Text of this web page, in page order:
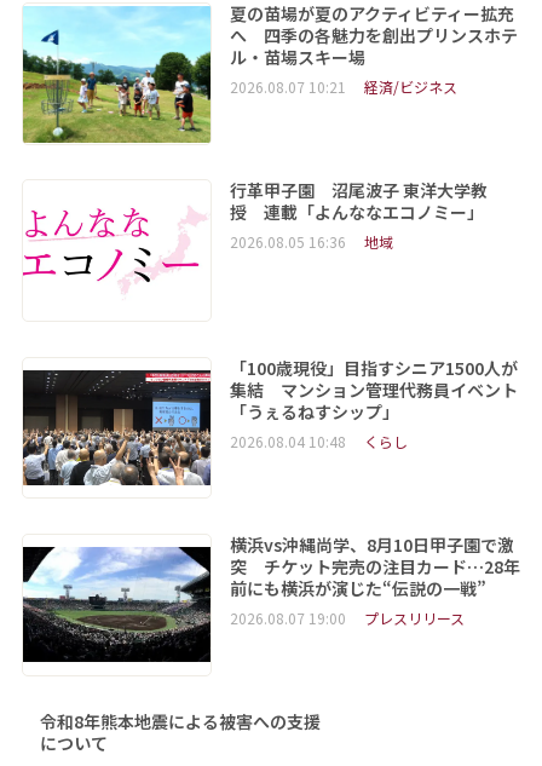
夏の苗場が夏のアクティビティー拡充
へ 四季の各魅力を創出プリンスホテ
ル・苗場スキー場
2026.08.07 10:21 経済/ビジネス
行革甲子園 沼尾波子 東洋大学教
授 連載「よんななエコノミー」
2026.08.05 16:36 地域
「100歳現役」目指すシニア1500人が
集結 マンション管理代務員イベント
「うぇるねすシップ」
2026.08.04 10:48 くらし
横浜vs沖縄尚学、8月10日甲子園で激
突 チケット完売の注目カード…28年
前にも横浜が演じた“伝説の一戦”
2026.08.07 19:00 プレスリリース
令和8年熊本地震による被害への支援
について